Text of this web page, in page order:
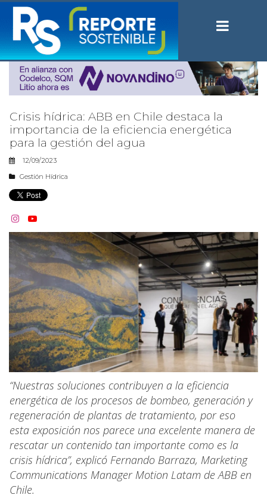
Crisis hídrica: ABB en Chile destaca la
importancia de la eficiencia energética
para la gestión del agua
12/09/2023
Gestión Hídrica
 
“Nuestras soluciones contribuyen a la eficiencia
energética de los procesos de bombeo, generación y
regeneración de plantas de tratamiento, por eso
esta exposición nos parece una excelente manera de
rescatar un contenido tan importante como es la
crisis hídrica”, explicó Fernando Barraza, Marketing
Communications Manager Motion Latam de ABB en
Chile.